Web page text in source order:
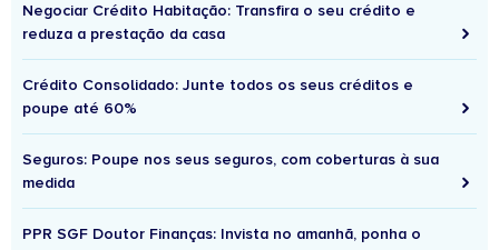
Negociar Crédito Habitação: Transfira o seu crédito e
reduza a prestação da casa
Crédito Consolidado: Junte todos os seus créditos e
poupe até 60%
Seguros: Poupe nos seus seguros, com coberturas à sua
medida
PPR SGF Doutor Finanças: Invista no amanhã, ponha o